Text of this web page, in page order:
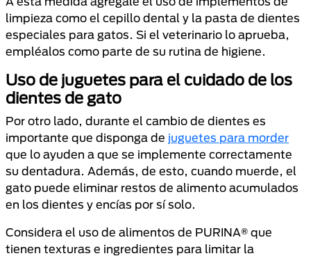
limpieza como el cepillo dental y la pasta de dientes
especiales para gatos. Si el veterinario lo aprueba,
empléalos como parte de su rutina de higiene.
Uso de juguetes para el cuidado de los
dientes de gato
Por otro lado, durante el cambio de dientes es
importante que disponga de juguetes para morder
que lo ayuden a que se implemente correctamente
su dentadura. Además, de esto, cuando muerde, el
gato puede eliminar restos de alimento acumulados
en los dientes y encías por sí solo.
Considera el uso de alimentos de PURINA® que
tienen texturas e ingredientes para limitar la